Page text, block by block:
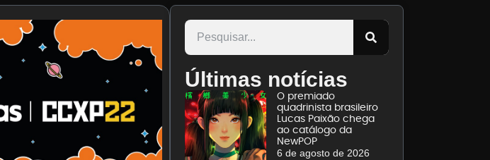
Últimas notícias
O premiado
quadrinista brasileiro
Lucas Paixão chega
ao catálogo da
NewPOP
6 de agosto de 2026